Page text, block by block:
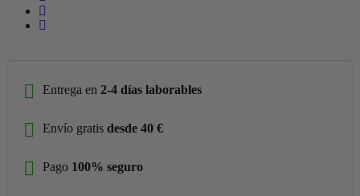
Entrega en 2-4 días laborables
Envío gratis desde 40 €
Pago 100% seguro